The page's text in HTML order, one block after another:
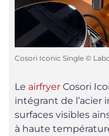
Cosori Iconic Single ©
Le airfryer Cosori
intégrant de l’acier
surfaces visibles
à haute